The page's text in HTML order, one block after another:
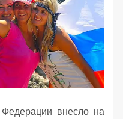
Федерации внесло на